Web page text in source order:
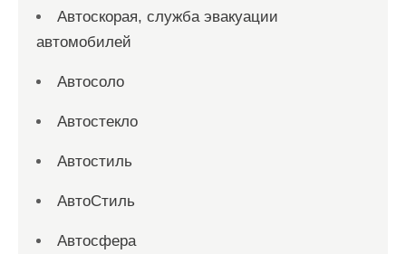
Автоскорая, служба эвакуации
автомобилей
Автосоло
Автостекло
Автостиль
АвтоСтиль
Автосфера